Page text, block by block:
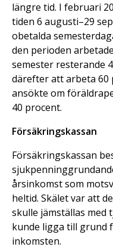
längre tid. I februari
tiden 6 augusti–29
obetalda
den perioden
semester resterande
därefter att arbeta 60
ansökte om
40 procent.
Försäkringskassan
Försäkringskassan
årsinkomst som
heltid. Skälet var att
skulle jämställas med
kunde ligga till grund
inkomsten.